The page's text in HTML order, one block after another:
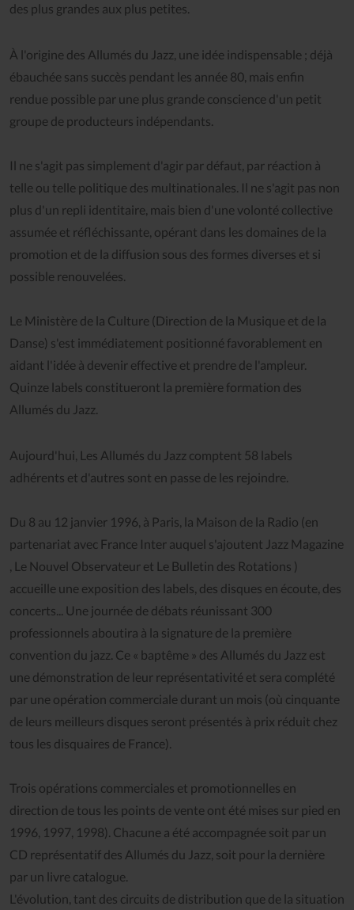
des plus grandes aux plus petites.
À l'origine des Allumés du Jazz, une idée indispensable ; déjà
ébauchée sans succès pendant les année 80, mais enfin
rendue possible par une plus grande conscience d'un petit
groupe de producteurs indépendants.
Il ne s'agit pas simplement d'agir par défaut, par réaction à
telle ou telle politique des multinationales. Il ne s'agit pas non
plus d'un repli identitaire, mais bien d'une volonté collective
assumée et réfléchissante, opérant dans les domaines de la
promotion et de la diffusion sous des formes diverses et si
possible renouvelées.
Le Ministère de la Culture (Direction de la Musique et de la
Danse) s'est immédiatement positionné favorablement en
aidant l'idée à devenir effective et prendre de l'ampleur.
Quinze labels constitueront la première formation des
Allumés du Jazz.
Aujourd'hui, Les Allumés du Jazz comptent 58 labels
adhérents et d'autres sont en passe de les rejoindre.
Du 8 au 12 janvier 1996, à Paris, la Maison de la Radio (en
partenariat avec France Inter auquel s'ajoutent Jazz Magazine
, Le Nouvel Observateur et Le Bulletin des Rotations )
accueille une exposition des labels, des disques en écoute, des
concerts... Une journée de débats réunissant 300
professionnels aboutira à la signature de la première
convention du jazz. Ce « baptême » des Allumés du Jazz est
une démonstration de leur représentativité et sera complété
par une opération commerciale durant un mois (où cinquante
de leurs meilleurs disques seront présentés à prix réduit chez
tous les disquaires de France).
Trois opérations commerciales et promotionnelles en
direction de tous les points de vente ont été mises sur pied en
1996, 1997, 1998). Chacune a été accompagnée soit par un
CD représentatif des Allumés du Jazz, soit pour la dernière
par un livre catalogue.
L'évolution, tant des circuits de distribution que de la situation